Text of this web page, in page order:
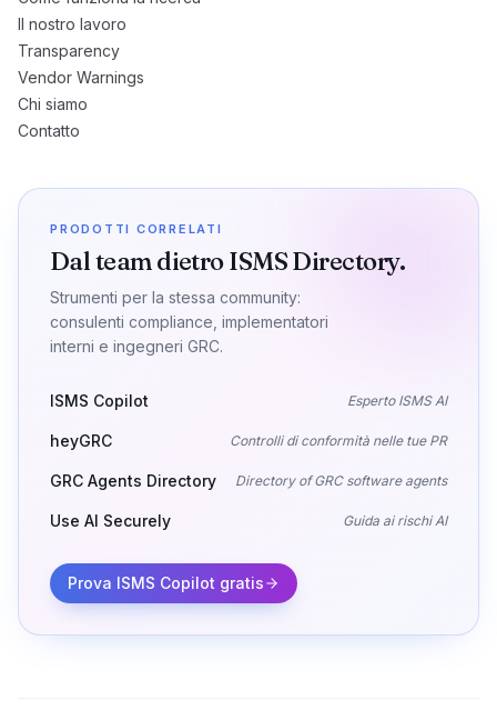
Il nostro lavoro
Transparency
Vendor Warnings
Chi siamo
Contatto
PRODOTTI CORRELATI
Dal team dietro ISMS Directory.
Strumenti per la stessa community:
consulenti compliance, implementatori
interni e ingegneri GRC.
ISMS Copilot Esperto ISMS AI
heyGRC Controlli di conformità nelle tue PR
GRC Agents Directory Directory of GRC software agents
Use AI Securely Guida ai rischi AI
Prova ISMS Copilot gratis